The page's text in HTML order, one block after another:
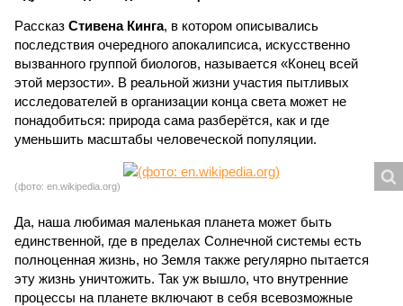
Рассказ Стивена Кинга, в котором описывались
последствия очередного апокалипсиса, искусственно
вызванного группой биологов, называется «Конец всей
этой мерзости». В реальной жизни участия пытливых
исследователей в организации конца света может не
понадобиться: природа сама разберётся, как и где
уменьшить масштабы человеческой популяции.
(фото: en.wikipedia.org)
Да, наша любимая маленькая планета может быть
единственной, где в пределах Солнечной системы есть
полноценная жизнь, но Земля также регулярно пытается
эту жизнь уничтожить. Так уж вышло, что внутренние
процессы на планете включают в себя всевозможные